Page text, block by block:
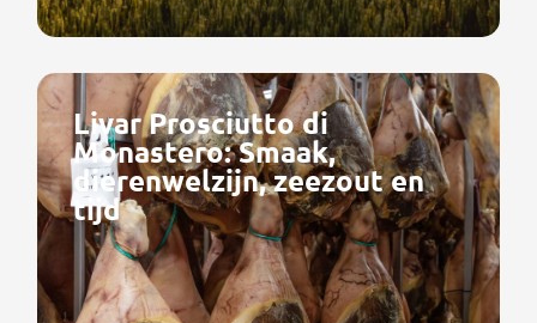
Livar Prosciutto di
Monastero: Smaak,
dierenwelzijn, zeezout en
tijd